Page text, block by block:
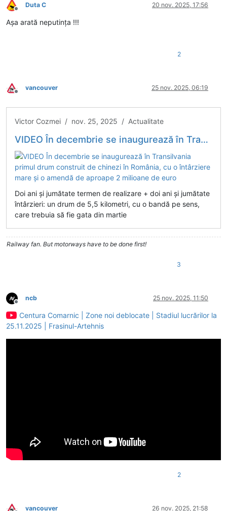
Deconectat
Duta C 20 nov. 2025, 17:56
Așa arată neputința !!!
2
Deconectat
vancouver 25 nov. 2025, 06:19
Victor Cozmei / nov. 25, 2025 / Actualitate
VIDEO În decembrie se inaugurează în Transilvania primul drum construit de chinezi în România, cu o întârziere mare și o amendă de aproape 2 milioane de euro
Doi ani și jumătate termen de realizare + doi ani și jumătate
întârzieri: un drum de 5,5 kilometri, cu o bandă pe sens,
care trebuia să fie gata din martie
Railway fan. But motorways have to be done first!
3
Deconectat
ncb 25 nov. 2025, 11:50
Centura Comarnic | Zone noi deblocate | Stadiul lucrărilor la
25.11.2025 | Frasinul-Artehnis
2
vancouver 26 nov. 2025, 21:58